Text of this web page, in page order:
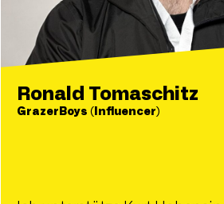
Ronald Tomaschitz
GrazerBoys (Influencer)